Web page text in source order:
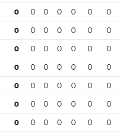
0 0 0 0 0 0 0
0 0 0 0 0 0 0
0 0 0 0 0 0 0
0 0 0 0 0 0 0
0 0 0 0 0 0 0
0 0 0 0 0 0 0
0 0 0 0 0 0 0